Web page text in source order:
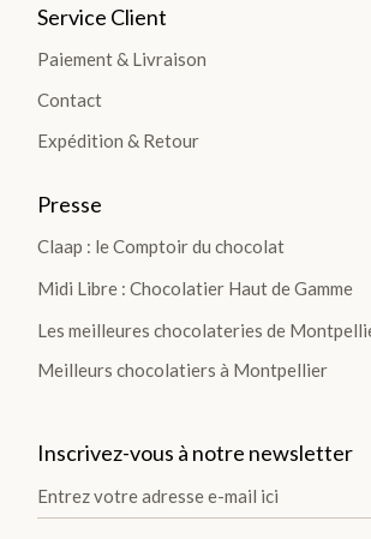
Coffrets
plantation
Gourmand
Chocolat
Lait
Pièces
TOUS LES
DÉCOUVRIR
Service Client
Paiement & Livraison
Contact
Expédition & Retour
Presse
Claap : le Comptoir du chocolat
Midi Libre : Chocolatier Haut de Gamme
Les meilleures chocolateries de
Meilleurs chocolatiers à Montpellier
Inscrivez-vous à notre newsletter